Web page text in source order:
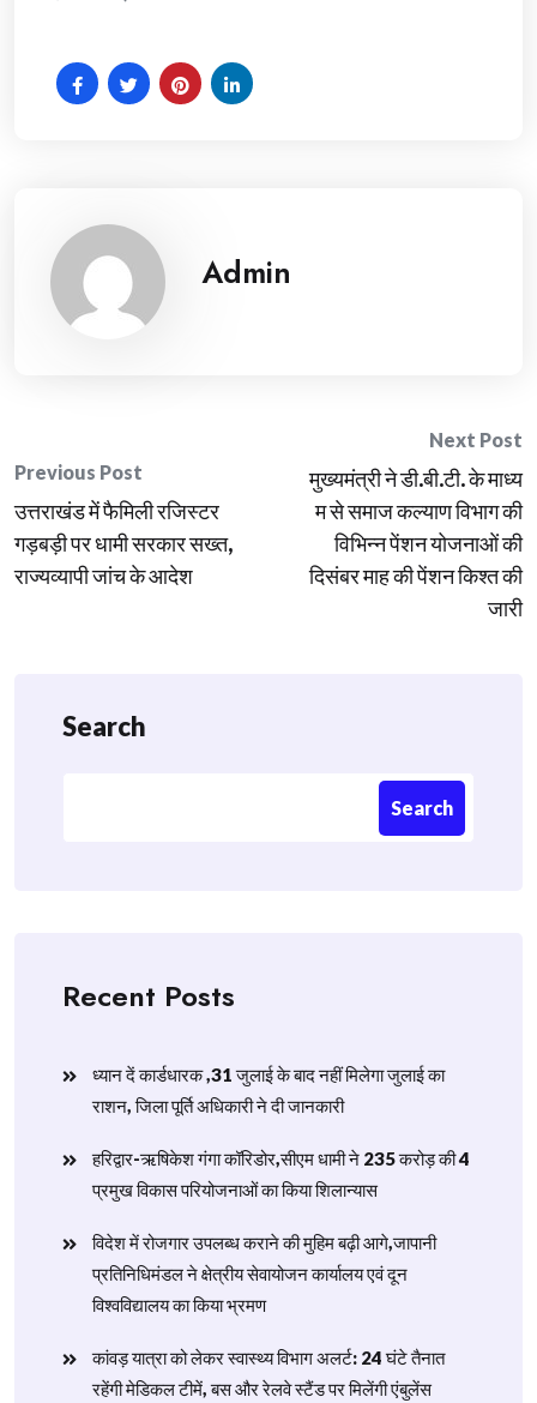
Admin
Post
navigation
Previous Post
उत्तराखंड में फैमिली रजिस्टर
गड़बड़ी पर धामी सरकार सख्त,
राज्यव्यापी जांच के आदेश
Next Post
मुख्यमंत्री ने डी.बी.टी. के माध्य
म से समाज कल्याण विभाग की
विभिन्न पेंशन योजनाओं की
दिसंबर माह की पेंशन किश्त की
जारी
Search
Search
Recent Posts
ध्यान दें कार्डधारक ,31 जुलाई के बाद नहीं मिलेगा जुलाई का
राशन, जिला पूर्ति अधिकारी ने दी जानकारी
हरिद्वार-ऋषिकेश गंगा कॉरिडोर,सीएम धामी ने 235 करोड़ की 4
प्रमुख विकास परियोजनाओं का किया शिलान्यास
विदेश में रोजगार उपलब्ध कराने की मुहिम बढ़ी आगे,जापानी
प्रतिनिधिमंडल ने क्षेत्रीय सेवायोजन कार्यालय एवं दून
विश्वविद्यालय का किया भ्रमण
​कांवड़ यात्रा को लेकर स्वास्थ्य विभाग अलर्ट: 24 घंटे तैनात
रहेंगी मेडिकल टीमें, बस और रेलवे स्टैंड पर मिलेंगी एंबुलेंस